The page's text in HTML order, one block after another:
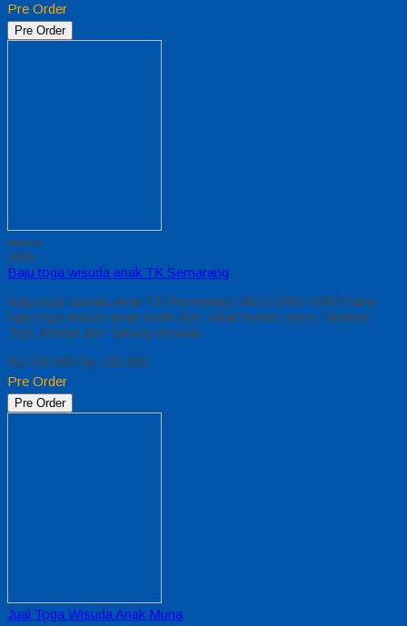
Pre Order
Pre Order
Diskon
20%
Baju toga wisuda anak TK Semarang
Baju toga wisuda anak TK Semarang | 0812-2282-1060 Paket
baju toga wisuda anak terdiri dari Jubah bahan saten, Slebber,
Topi, Medali dan Tabung Wisuda
Rp 100.000 Rp 125.000
Pre Order
Pre Order
Jual Toga Wisuda Anak Muna